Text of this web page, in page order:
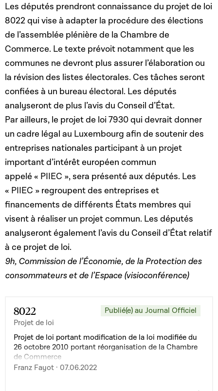
Les députés prendront connaissance du projet de loi
8022 qui vise à adapter la procédure des élections
de l’assemblée plénière de la Chambre de
Commerce. Le texte prévoit notamment que les
communes ne devront plus assurer l’élaboration ou
la révision des listes électorales. Ces tâches seront
confiées à un bureau électoral. Les députés
analyseront de plus l’avis du Conseil d’État.
Par ailleurs, le projet de loi 7930 qui devrait donner
un cadre légal au Luxembourg afin de soutenir des
entreprises nationales participant à un projet
important d’intérêt européen commun
appelé « PIIEC », sera présenté aux députés. Les
« PIIEC » regroupent des entreprises et
financements de différents États membres qui
visent à réaliser un projet commun. Les députés
analyseront également l’avis du Conseil d’État relatif
à ce projet de loi.
9h, Commission de l’Économie, de la Protection des
consommateurs et de l’Espace (visioconférence)
8022
Projet de loi
Publié(e) au Journal Officiel
Projet de loi portant modification de la loi modifiée du
26 octobre 2010 portant réorganisation de la Chambre
de Commerce
Franz Fayot · 07.06.2022